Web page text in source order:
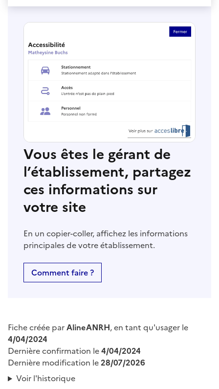
Vous êtes le gérant de
l’établissement, partagez
ces informations sur
votre site
En un copier-coller, affichez les informations
principales de votre établissement.
Comment faire ?
Fiche créée parAlineANRH, en tant qu'usager le
4/04/2024
Dernière confirmation le4/04/2024
Dernière modification le28/07/2026
Voir l'historique